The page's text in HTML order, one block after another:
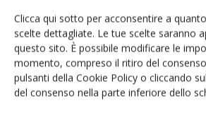
Clicca qui sotto per acconsentire a
scelte dettagliate. Le tue scelte saranno
questo sito. È possibile modificare le
momento, compreso il ritiro del
pulsanti della Cookie Policy o cliccando
del consenso nella parte inferiore dello
L’ortofrutta di Extra
Ai #Repartofresh
Andamento prezzi ortofrutta
2026